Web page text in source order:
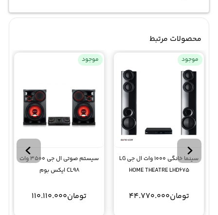
محصولات مرتبط
موجود
سینما خانگی 1000 وات ال جی LG
HOME THEATRE LHD675
تومان44.770.000
موجود
سیستم صوتی ال جی 3500 وات
CL98 ایکس بوم
تومان110.110.000